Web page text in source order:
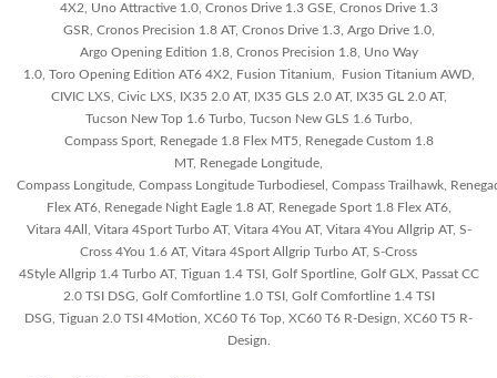
4X2,
UnoAttractive 1.0, Cronos Drive 1.3 GSE, CronosDrive1.3
GSR, CronosPrecision 1.8 AT, CronosDrive1.3, Argo Drive1.0,
Argo Opening Edition 1.8, CronosPrecision 1.8, UnoWay
1.0, Toro OpeningEdition AT6 4X2, Fusion Titanium, Fusion Titanium AWD,
CIVIC LXS, Civic LXS, IX35 2.0 AT, IX35 GLS 2.0 AT, IX35 GL 2.0 AT,
Tucson New Top 1.6 Turbo, Tucson New GLS 1.6 Turbo,
Compass Sport, Renegade1.8 Flex MT5, Renegade Custom 1.8
MT, Renegade Longitude,
Compass Longitude Compass Longitude Turbodiesel Compass Trailhawk,
Flex AT6, RenegadeNight Eagle 1.8 AT, Renegade Sport1.8 Flex AT6,
Vitara 4All, Vitara4Sport TurboAT, Vitara4You AT, Vitara4You Allgrip AT, S-
Cross 4You 1.6 AT, Vitara 4Sport Allgrip Turbo AT, S-Cross
4Style Allgrip 1.4 TurboAT, Tiguan 1.4 TSI, Golf Sportline, Golf GLX, Passat CC
2.0 TSI DSG, Golf Comfortline 1.0 TSI, Golf Comfortline1.4 TSI
DSG, Tiguan 2.0 TSI 4Motion, XC60 T6 Top, XC60 T6 R-Design, XC60 T5 R-
Design.